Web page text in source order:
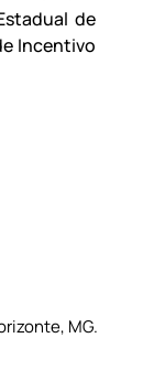
de
Incentivo
MG.